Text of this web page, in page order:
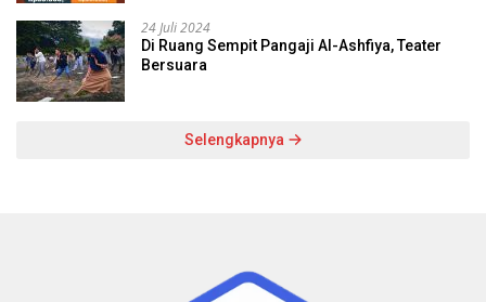
24 Juli 2024
Di Ruang Sempit Pangaji Al-Ashfiya, Teater
Bersuara
Selengkapnya